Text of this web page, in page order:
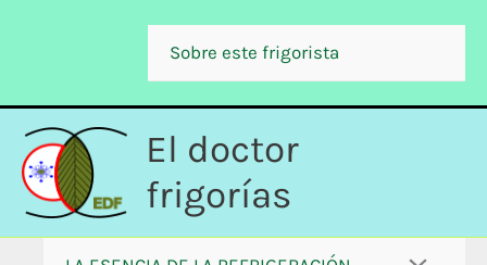
Sobre este frigorista
El doctor
frigorías